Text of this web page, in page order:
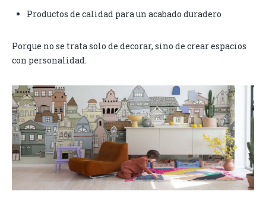
Productos de calidad para un acabado duradero
Porque no se trata solo de decorar, sino de crear espacios
con personalidad.